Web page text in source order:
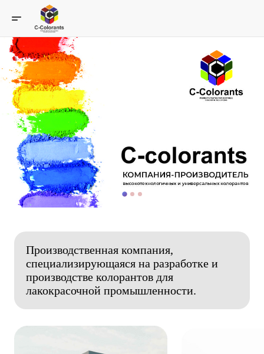
Производственная компания,
специализирующаяся на разработке и
производстве колорантов для
лакокрасочной промышленности.